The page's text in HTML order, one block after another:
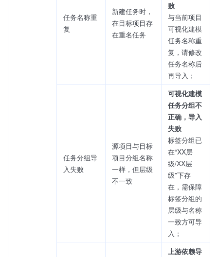
任务名称重
复
新建任务时，
在目标项目存
在重名任务
败
与当前项目
可视化建模
任务名称重
复，请修改
任务名称后
再导入；
任务分组导
入失败
源项目与目标
项目分组名称
一样，但层级
不一致
可视化建模
任务分组不
正确，导入
失败
标签分组已
在“XX层
级/XX层
级”下存
在，需保障
标签分组的
层级与名称
一致方可导
入；
上游依赖导